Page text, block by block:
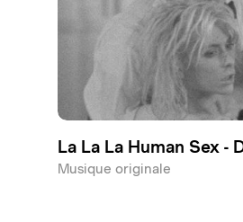
La La La Human Sex -
Musique originale